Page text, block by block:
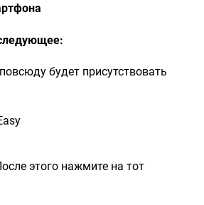
будет присутствовать
этого нажмите на тот